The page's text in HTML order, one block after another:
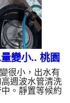
變小.. 桃園
很小，出水有
週波水管清洗
。靜置等候約
式進行脈衝清